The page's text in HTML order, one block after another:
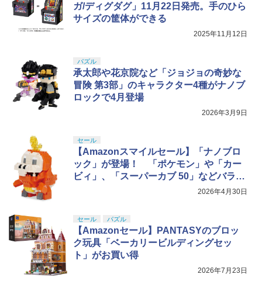
ガ/ディグダグ」11月22日発売。手のひら
サイズの筐体ができる
2025年11月12日
パズル
承太郎や花京院など「ジョジョの奇妙な
冒険 第3部」のキャラクター4種がナノブ
ロックで4月登場
2026年3月9日
セール
【Amazonスマイルセール】「ナノブロ
ック」が登場！ 「ポケモン」や「カー
ビィ」、「スーパーカブ 50」などバラエ
ティ豊かなラインナップ【2026.4】
2026年4月30日
セール パズル
【Amazonセール】PANTASYのブロッ
ク玩具「ベーカリービルディングセッ
ト」がお買い得
2026年7月23日